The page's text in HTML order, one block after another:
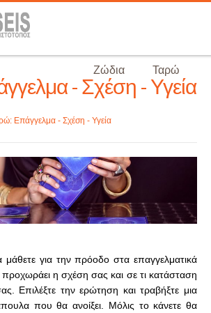
Ζώδια Ταρώ
- Σχέση - Υγεία
Επάγγελμα - Σχέση - Υγεία
για την πρόοδο στα επαγγελματικά
η σχέση σας και σε τι κατάσταση
Επιλέξτε την ερώτηση και τραβήξτε μια
που θα ανοίξει. Μόλις το κάνετε θα